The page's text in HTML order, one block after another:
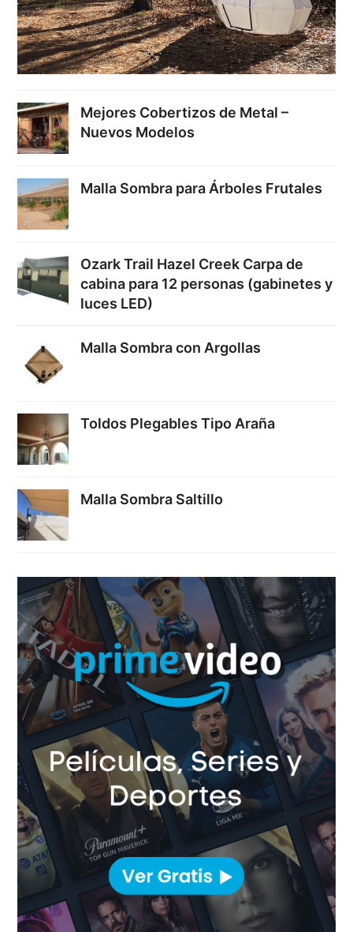
Mejores Cobertizos de Metal –
Nuevos Modelos
Malla Sombra para Árboles Frutales
Ozark Trail Hazel Creek Carpa de
cabina para 12 personas (gabinetes y
luces LED)
Malla Sombra con Argollas
Toldos Plegables Tipo Araña
Malla Sombra Saltillo